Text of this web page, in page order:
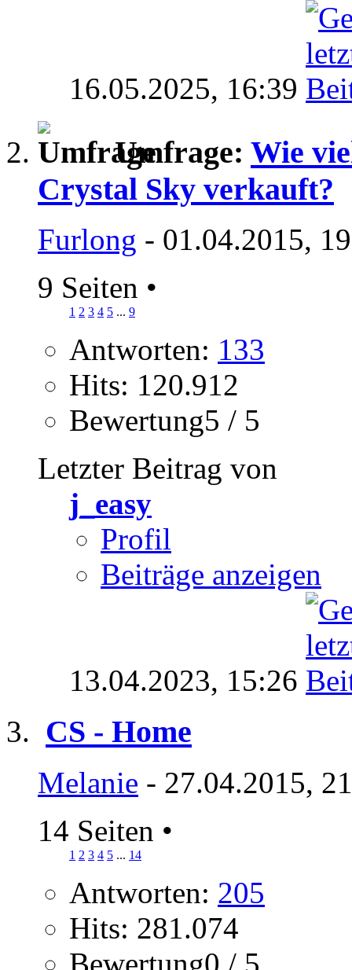
16.05.2025, 16:39
Umfrage: Wie
Crystal Sky verkauft?
Furlong - 01.04.2015,
9 Seiten •
1 2 3 4 5 ... 9
Antworten: 133
Hits: 120.912
Bewertung5 / 5
Letzter Beitrag von
j_easy
Profil
Beiträge anzeigen
13.04.2023, 15:26
CS - Home
Melanie - 27.04.2015,
14 Seiten •
1 2 3 4 5 ... 14
Antworten: 205
Hits: 281.074
Bewertung0 / 5